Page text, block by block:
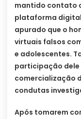
mantido contato
plataforma
apurado que o
virtuais falsos
e adolescentes.
participação dele
comercialização
condutas
Após tomarem